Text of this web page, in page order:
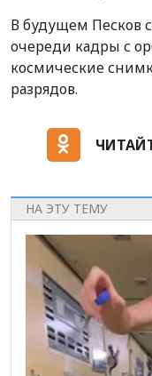
В будущем Песков
очереди кадры с
космические
разрядов.
НА ЭТУ ТЕМУ